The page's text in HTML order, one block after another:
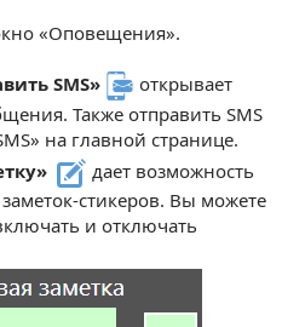
«Оповещения».
SMS»
открывает
Также отправить SMS
на главной странице.
дает возможность
стикеров. Вы можете
и отключать